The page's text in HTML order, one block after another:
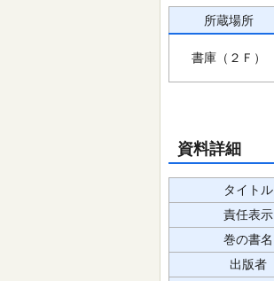
所蔵場所
書庫（２Ｆ）
資料詳細
タイトル
責任表示
巻の書名
出版者